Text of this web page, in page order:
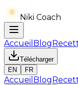
Niki Coach
Accueil Blog
Télécharger
EN
FR
Accueil Blog